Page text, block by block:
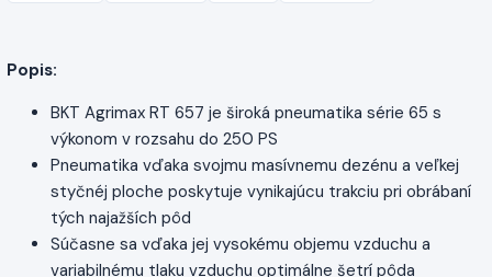
Popis:
BKT Agrimax RT 657 je široká pneumatika série 65 s
výkonom v rozsahu do 250 PS
Pneumatika vďaka svojmu masívnemu dezénu a veľkej
styčnéj ploche poskytuje vynikajúcu trakciu pri obrábaní
tých najažších pôd
Súčasne sa vďaka jej vysokému objemu vzduchu a
variabilnému tlaku vzduchu optimálne šetrí pôda